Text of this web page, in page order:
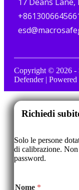
Copyright © 2026 -
Defender | Powered
Richiedi
Solo le persone
di calibrazione. Non
password.
Nome *